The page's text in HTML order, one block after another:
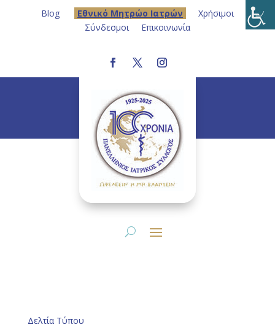
Blog Eθνικό Μητρώο Ιατρών
Χρήσιμοι
Σύνδεσμοι
Επικοινωνία
Δελτία Τύπου